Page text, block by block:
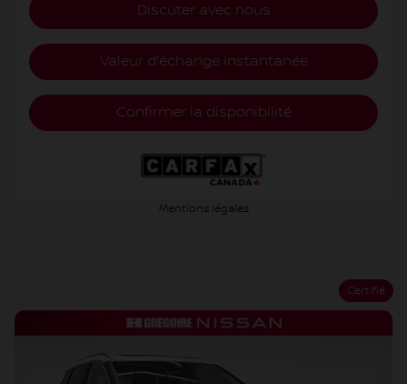
Discuter avec nous
Valeur d'échange instantanée
Confirmer la disponibilité
Mentions légales
Certifié